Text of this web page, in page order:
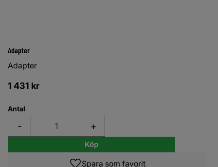
Adapter
Adapter
1 431 kr
Antal
+
-
Köp